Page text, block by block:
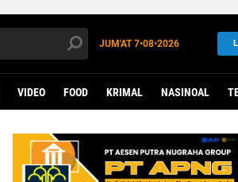
JUM'AT7•08•2026
VIDEO FOOD KRIMAL NASINOAL